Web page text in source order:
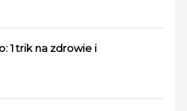
1 trik na zdrowie i